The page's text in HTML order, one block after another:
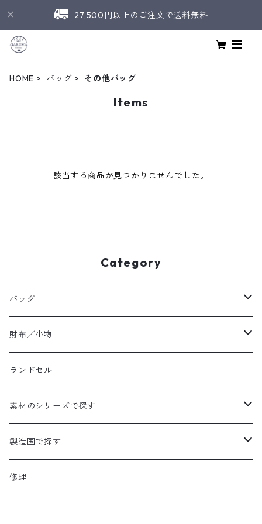
27,500円以上のご注文で送料無料
HOME バッグ その他バッグ
Items
該当する商品が見つかりませんでした。
Category
バッグ
ハンドバッグ
ショルダーバッグ
ポーチ／ミニショルダー
A4対応サイズ
トートバッグ
A4対応サイズ
バックパック／リュック
A4対応サイズ
ボディバッグ
財布／小物
長財布／ロングウォレット
折財布／ハーフウォレット
名刺入れ
コインケース
ランドセル
素材のシリーズで探す
ハード
ジャーシィー
製造国で探す
日本製
修理